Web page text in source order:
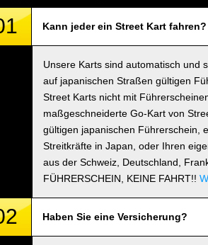
Kann jeder ein Street Kart fahren?
Unsere Karts sind automatisch und
auf japanischen Straßen gültigen
Street Karts nicht mit
maßgeschneiderte Go-Kart von
gültigen japanischen Führerschein,
Streitkräfte in Japan, oder Ihren
aus der Schweiz, Deutschland,
FÜHRERSCHEIN, KEINE FAHRT!!
Haben Sie eine Versicherung?